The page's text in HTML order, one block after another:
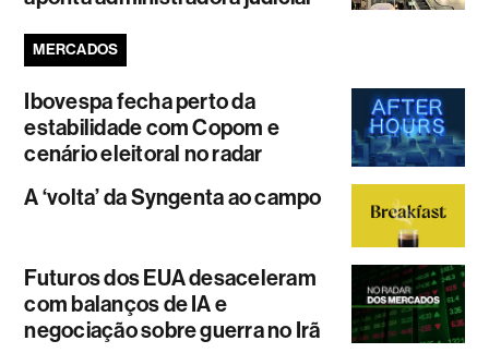
MERCADOS
Ibovespa fecha perto da
estabilidade com Copom e
cenário eleitoral no radar
A ‘volta’ da Syngenta ao campo
Futuros dos EUA desaceleram
com balanços de IA e
negociação sobre guerra no Irã